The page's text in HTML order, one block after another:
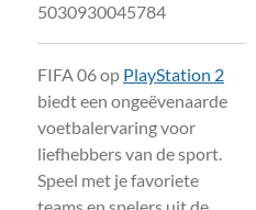
5030930045784
FIFA 06 op PlayStation 2
biedt een ongeëvenaarde
voetbalervaring voor
liefhebbers van de sport.
Speel met je favoriete